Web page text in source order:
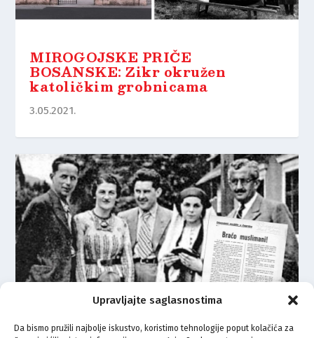
Upravljajte saglasnostima
Da bismo pružili najbolje iskustvo, koristimo tehnologije poput kolačića za
MIROGOJSKE PRIČE
BOSANSKE: Zikr okružen
katoličkim grobnicama
3.05.2021.